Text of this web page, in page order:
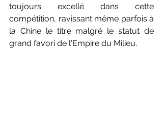
toujours excellé dans cette
compétition, ravissant même parfois à
la Chine le titre malgré le statut de
grand favori de l'Empire du Milieu.